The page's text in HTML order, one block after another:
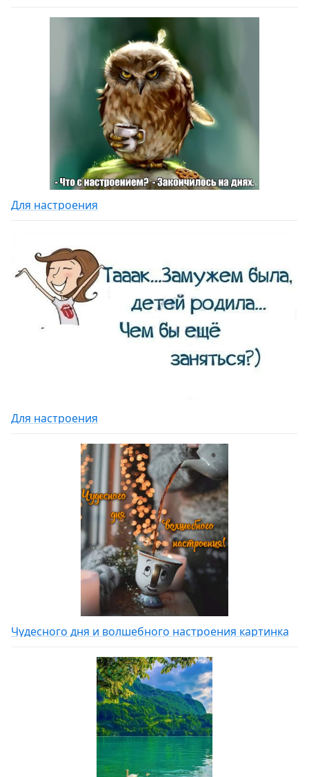
Для настроения
Для настроения
Чудесного дня и волшебного настроения картинка